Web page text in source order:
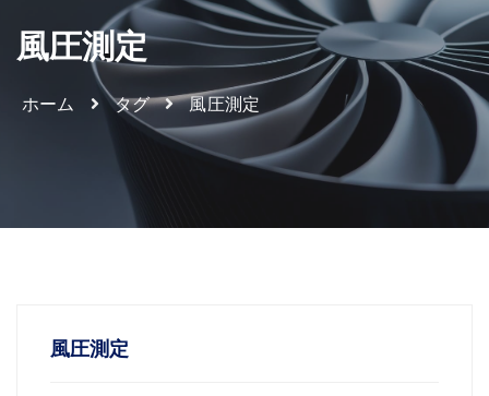
風圧測定
ホーム タグ 風圧測定
風圧測定